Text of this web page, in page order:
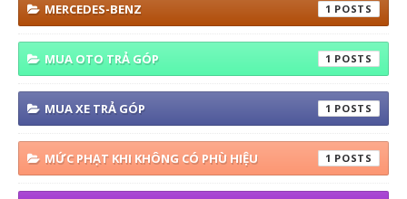
MERCEDES-BENZ 1
MUA OTO TRẢ GÓP 1
MUA XE TRẢ GÓP 1
MỨC PHẠT KHI KHÔNG CÓ PHÙ HIỆU 1